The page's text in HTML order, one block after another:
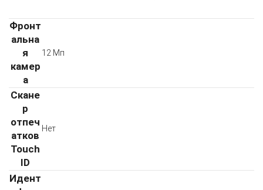
Фронт
альна
я
камер
а
12 Мп
Скане
р
отпеч
атков
Touch
ID
Нет
Идент